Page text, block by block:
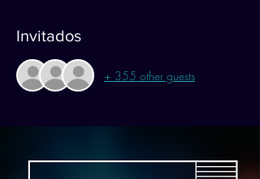
Invitados
+ 355 other guests